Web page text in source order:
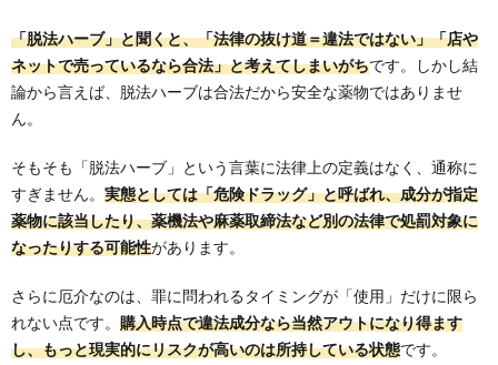
「脱法ハーブ」と聞くと、「法律の抜け道＝違法ではない」「店や
ネットで売っているなら合法」と考えてしまいがちです。しかし結
論から言えば、脱法ハーブは合法だから安全な薬物ではありませ
ん。
そもそも「脱法ハーブ」という言葉に法律上の定義はなく、通称に
すぎません。 実態としては「危険ドラッグ」と呼ばれ、成分が指定
薬物に該当したり、薬機法や麻薬取締法など別の法律で処罰対象に
なったりする可能性があります。
さらに厄介なのは、罪に問われるタイミングが「使用」だけに限ら
れない点です。 購入時点で違法成分なら当然アウトになり得ます
し、もっと現実的にリスクが高いのは所持している状態です。